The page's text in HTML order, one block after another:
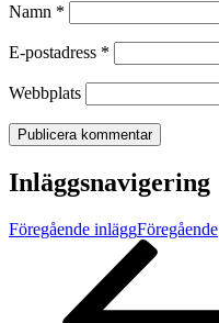
Namn *
E-postadress *
Webbplats
Inläggsnavigering
Föregående inläggFöregående